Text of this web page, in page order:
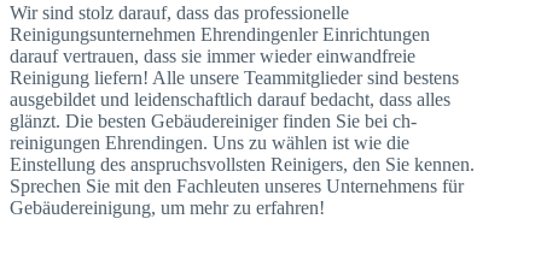
Wir sind stolz darauf, dass das professionelle
Reinigungsunternehmen Ehrendingenler Einrichtungen
darauf vertrauen, dass sie immer wieder einwandfreie
Reinigung liefern! Alle unsere Teammitglieder sind bestens
ausgebildet und leidenschaftlich darauf bedacht, dass alles
glänzt. Die besten Gebäudereiniger finden Sie bei ch-
reinigungen Ehrendingen. Uns zu wählen ist wie die
Einstellung des anspruchsvollsten Reinigers, den Sie kennen.
Sprechen Sie mit den Fachleuten unseres Unternehmens für
Gebäudereinigung, um mehr zu erfahren!